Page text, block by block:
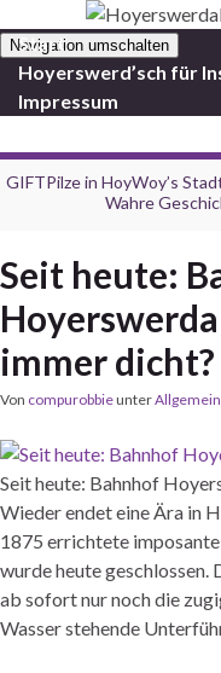
Navigation umschalten
Start
Hoyerswerd’sch für
Impressum
GIFTPilze in HoyWoy’s
Wahre
Seit heute:
immer dicht?
Von compurobbieunterAllgemein
Seit heute: Bahnhof
Wieder endet eine Ära in
1875 errichtete
wurde heute geschlossen.
ab sofort nur noch die
Wasser stehende